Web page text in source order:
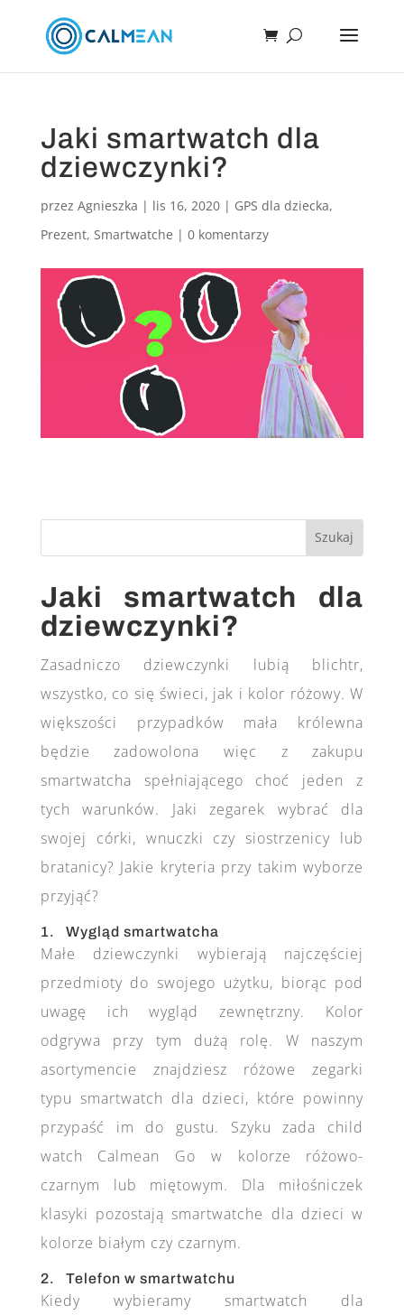
Jaki smartwatch dla
dziewczynki?
przez Agnieszka | lis 16, 2020| GPS dla dziecka,
Prezent, Smartwatche | 0 komentarzy
Jaki smartwatch dla
dziewczynki?
Zasadniczo dziewczynki lubią blichtr,
wszystko, co się świeci, jak i kolor różowy. W
większości przypadków mała królewna
będzie zadowolona więc z zakupu
smartwatcha spełniającego choć jeden z
tych warunków. Jaki zegarek wybrać dla
swojej córki, wnuczki czy siostrzenicy lub
bratanicy? Jakie kryteria przy takim wyborze
przyjąć?
1. Wygląd smartwatcha
Małe dziewczynki wybierają najczęściej
przedmioty do swojego użytku, biorąc pod
uwagę ich wygląd zewnętrzny. Kolor
odgrywa przy tym dużą rolę. W naszym
asortymencie znajdziesz różowe zegarki
typu smartwatch dla dzieci, które powinny
przypaść im do gustu. Szyku zada child
watch Calmean Go w kolorze różowo-
czarnym lub miętowym. Dla miłośniczek
klasyki pozostają smartwatche dla dzieci w
kolorze białym czy czarnym.
2. Telefon w smartwatchu
Kiedy wybieramy smartwatch dla